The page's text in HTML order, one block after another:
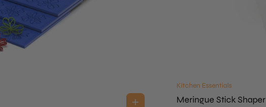
Kitchen Essentials
Meringue Stick Shaper